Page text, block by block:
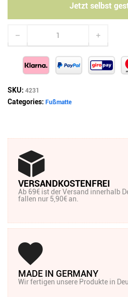
Jetzt selbst
SKU: 4231
Categories: Fußmatte
VERSANDKOSTENFREI
Ab 69€ ist der Versand innerhalb
fallen nur 5,90€ an.
MADE IN GERMANY
Wir fertigen unsere Produkte in